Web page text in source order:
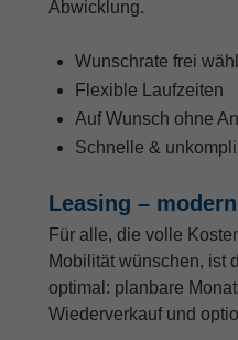
Abwicklung.
Wunschrate frei
Flexible Laufzeiten
Auf Wunsch ohne
Schnelle &
Leasing –
Für alle, die volle
Mobilität wünschen, ist
optimal: planbare
Wiederverkauf und